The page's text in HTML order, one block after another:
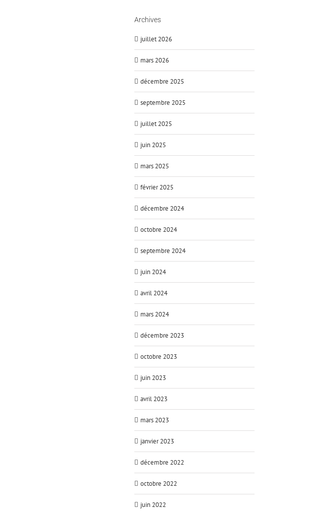
Archives
juillet 2026
mars 2026
décembre 2025
septembre 2025
juillet 2025
juin 2025
mars 2025
février 2025
décembre 2024
octobre 2024
septembre 2024
juin 2024
avril 2024
mars 2024
décembre 2023
octobre 2023
juin 2023
avril 2023
mars 2023
janvier 2023
décembre 2022
octobre 2022
juin 2022